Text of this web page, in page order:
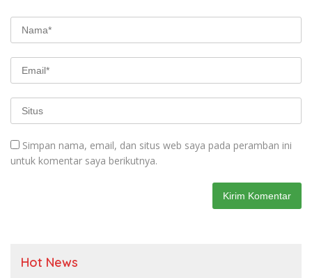
Simpan nama, email, dan situs web saya pada peramban ini
untuk komentar saya berikutnya.
Hot News